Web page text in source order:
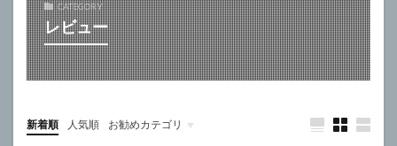
CATEGORY
レビュー
新着順 人気順 お勧めカテゴリ